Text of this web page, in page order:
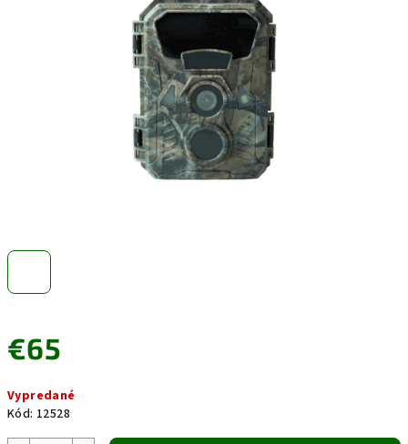
€65
cena:
Vypredané
Kód: 12528
hviezdičiek.